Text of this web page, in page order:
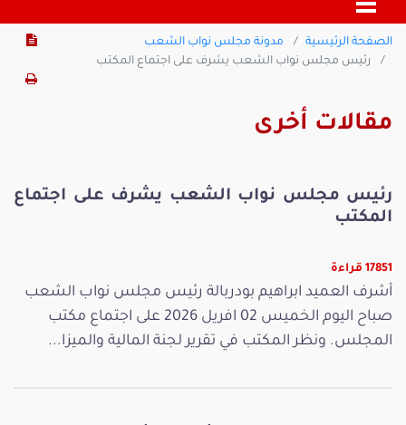
الصفحة الرئيسية
مدونة مجلس نواب الشعب
رئيس مجلس نواب الشعب يشرف على اجتماع المكتب
مقالات أخرى
رئيس مجلس نواب الشعب يشرف على اجتماع
المكتب
17851 قراءة
أشرف العميد ابراهيم بودربالة رئيس مجلس نواب الشعب
صباح اليوم الخميس 02 افريل 2026 على اجتماع مكتب
المجلس. ونظر المكتب في تقرير لجنة المالية والميزا...